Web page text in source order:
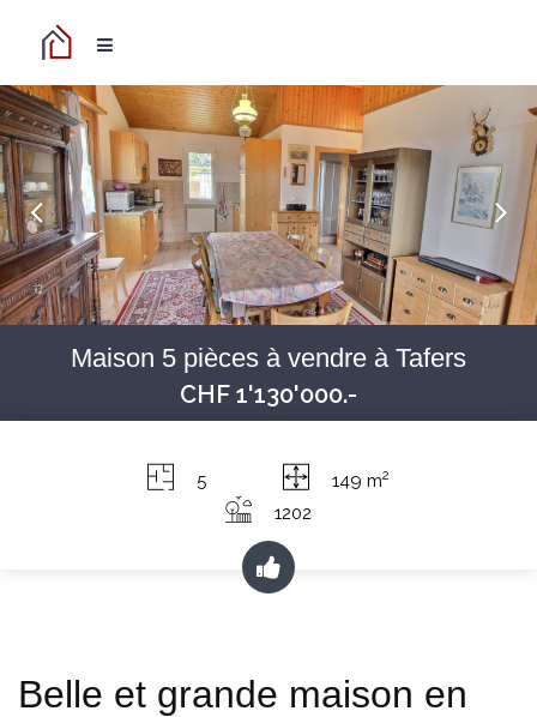
Maison 5 pièces à vendre à Tafers
CHF 1'130'000.-
5 149 m2
1202
Belle et grande maison en